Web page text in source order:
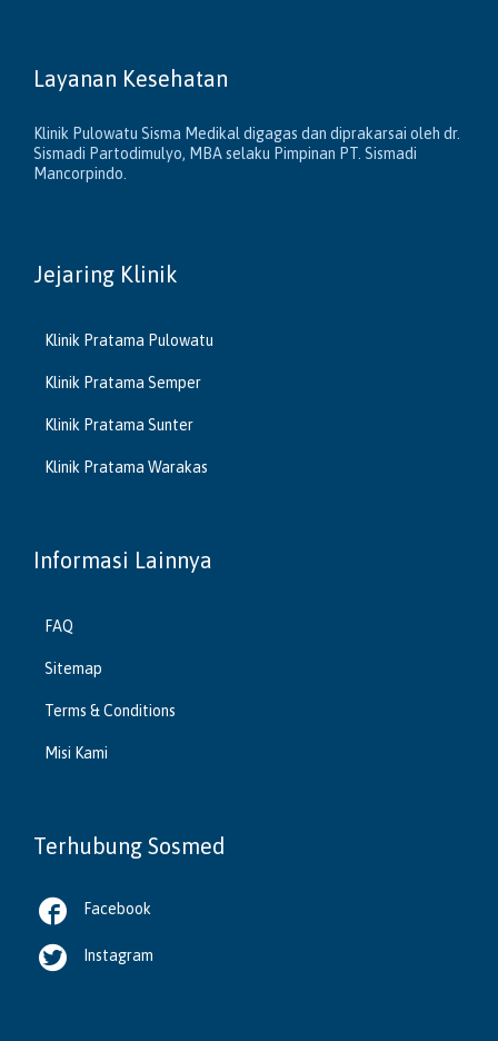
Layanan Kesehatan
Klinik Pulowatu Sisma Medikal digagas dan diprakarsai oleh dr.
Sismadi Partodimulyo, MBA selaku Pimpinan PT. Sismadi
Mancorpindo.
Jejaring Klinik
Klinik Pratama Pulowatu
Klinik Pratama Semper
Klinik Pratama Sunter
Klinik Pratama Warakas
Informasi Lainnya
FAQ
Sitemap
Terms & Conditions
Misi Kami
Terhubung Sosmed
 Facebook
 Instagram